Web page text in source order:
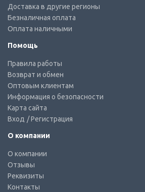
Доставка в другие регионы
Безналичная оплата
Оплата наличными
Помощь
Правила работы
Возврат и обмен
Оптовым клиентам
Информация о безопасности
Карта сайта
Вход / Регистрация
О компании
О компании
Отзывы
Реквизиты
Контакты